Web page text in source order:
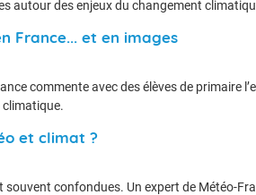
autour des enjeux du changement
France... et en images
commente avec des élèves de primaire
climatique.
et climat ?
confondues. Un expert de Météo-